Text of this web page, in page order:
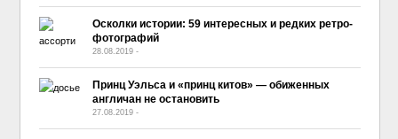
Осколки истории: 59 интересных и редких ретро-
фотографий
28.08.2019 -
Принц Уэльса и «принц китов» — обиженных
англичан не остановить
27.08.2019 -